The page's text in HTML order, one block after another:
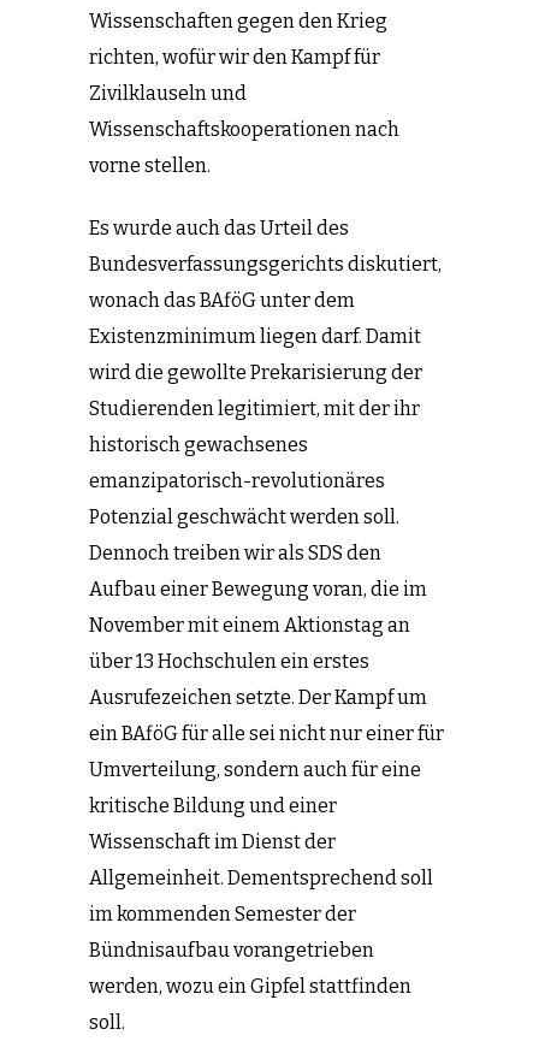
Wissenschaften gegen den Krieg
richten, wofür wir den Kampf für
Zivilklauseln und
Wissenschaftskooperationen nach
vorne stellen.
Es wurde auch das Urteil des
Bundesverfassungsgerichts diskutiert,
wonach das BAföG unter dem
Existenzminimum liegen darf. Damit
wird die gewollte Prekarisierung der
Studierenden legitimiert, mit der ihr
historisch gewachsenes
emanzipatorisch-revolutionäres
Potenzial geschwächt werden soll.
Dennoch treiben wir als SDS den
Aufbau einer Bewegung voran, die im
November mit einem Aktionstag an
über 13 Hochschulen ein erstes
Ausrufezeichen setzte. Der Kampf um
ein BAföG für alle sei nicht nur einer für
Umverteilung, sondern auch für eine
kritische Bildung und einer
Wissenschaft im Dienst der
Allgemeinheit. Dementsprechend soll
im kommenden Semester der
Bündnisaufbau vorangetrieben
werden, wozu ein Gipfel stattfinden
soll.